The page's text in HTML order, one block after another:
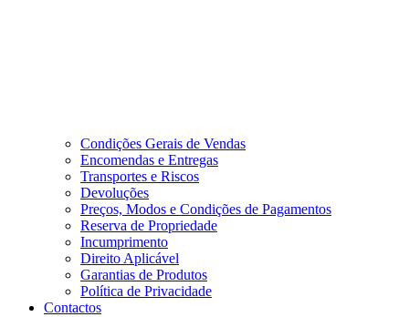
Condições Gerais de Vendas
Encomendas e Entregas
Transportes e Riscos
Devoluções
Preços, Modos e Condições de Pagamentos
Reserva de Propriedade
Incumprimento
Direito Aplicável
Garantias de Produtos
Política de Privacidade
Contactos